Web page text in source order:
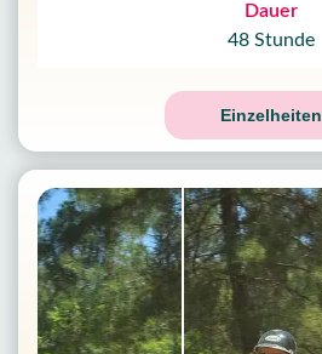
Dauer
48 Stunde
Einzelheiten